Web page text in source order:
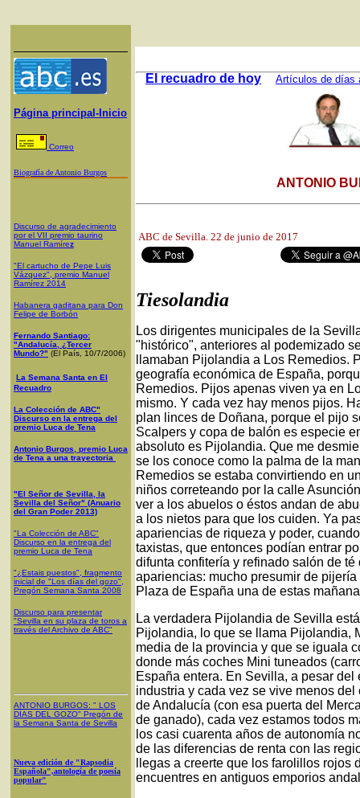
Página principal-Inicio
Correo
Biografía de Antonio Burgos
Discurso de agradecimiento
por el VII premio taurino
Manuel Ramírez
"El cartucho de Pepe Luis
Vázquez", premio Manuel
Ramírez 2014
Habanera gaditana para Don
Felipe de Borbón
Fernando Santiago:
"Andalucía, ¿Tercer
Mundo?" (El País, 10/7/2006)
La Semana Santa en El
Recuadro
La Colección de ABC"
Discurso en la entrega del
premio Luca de Tena
Antonio Burgos, premio Luca
de Tena a una trayectoria
"El Señor de Sevilla, la
Sevilla del Señor" (Anuario
del Gran Poder 2013)
"La Colección de ABC"
Discurso en la entrega del
premio Luca de Tena
"¿Estais puestos", fragmento
inicial de "Los días del gozo",
Pregón Semana Santa 2008
Discurso para presentar
"Sevilla en su plaza de toros a
través del Archivo de ABC"
ANTONIO BURGOS: " LOS
DÍAS DEL GOZO" Pregón de
la Semana Santa de Sevilla
Nueva edición de "Rapsodia
Española",antología de poesía
popular"
El recuadro de hoy Artículos de días
ANTONIO
ABC de Sevilla. 22 de junio de 2017
Tiesolandia
Los dirigentes municipales de la
"histórico", anteriores al podemizado
llamaban Pijolandia a Los Remedios.
geografía económica de España,
Remedios. Pijos apenas viven ya en
mismo. Y cada vez hay menos pijos.
plan linces de Doñana, porque el pijo
Scalpers y copa de balón es especie
absoluto es Pijolandia. Que me
se los conoce como la palma de la
Remedios se estaba convirtiendo en
niños correteando por la calle
ver a los abuelos o éstos andan de
a los nietos para que los cuiden. Ya
apariencias de riqueza y poder,
taxistas, que entonces podían entrar
difunta confitería y refinado salón de
apariencias: mucho presumir de
Plaza de España una de estas
La verdadera Pijolandia de Sevilla
Pijolandia, lo que se llama Pijolandia,
media de la provincia y que se iguala
donde más coches Mini tuneados
España entera. En Sevilla, a pesar
industria y cada vez se vive menos
de Andalucía (con esa puerta del
de ganado), cada vez estamos todos
los casi cuarenta años de autonomía
de las diferencias de renta con las
llegas a creerte que los farolillos
encuentres en antiguos emporios